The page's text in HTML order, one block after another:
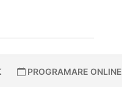
PROGRAMARE ONLINE